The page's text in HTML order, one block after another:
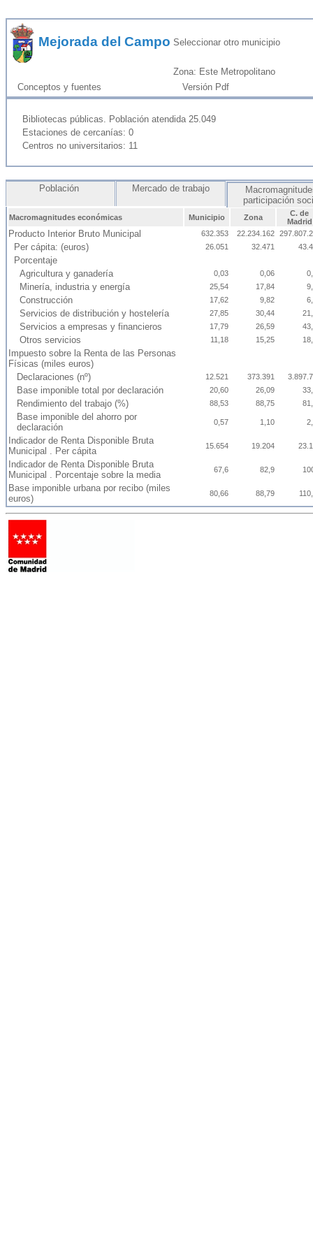
Mejorada del Campo Seleccionar otro municipio
Zona: Este Metropolitano
Conceptos y fuentes
Versión Pdf
Bibliotecas públicas. Población atendida 25.049
Estaciones de cercanías: 0
Centros no universitarios: 11
Población Mercado de trabajo
participación
Macromagnitudes económicas Municipio Zona
C. de
Madrid
Producto Interior Bruto Municipal 632.353 22.234.162
Per cápita: (euros) 26.051 32.471
Porcentaje
Agricultura y ganadería
0,03 0,06
Minería, industria y energía 25,54 17,84
Construcción 17,62 9,82
Servicios de distribución y hostelería 27,85 30,44
Servicios a empresas y financieros 17,79 26,59
Otros servicios 11,18 15,25
Impuesto sobre la Renta de las Personas
Físicas (miles euros)
Declaraciones (nº)
12.521 373.391
Base imponible total por declaración 20,60 26,09
Rendimiento del trabajo (%) 88,53 88,75
Base imponible del ahorro por
declaración
0,57 1,10
Indicador de Renta Disponible Bruta
Municipal . Per cápita
15.654 19.204
Indicador de Renta Disponible Bruta
Municipal . Porcentaje sobre la media
67,6 82,9
Base imponible urbana por recibo (miles
euros)
80,66 88,79